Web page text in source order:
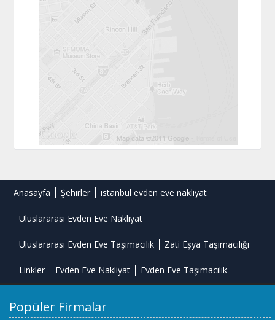
Anasayfa Şehirler istanbul evden eve nakliyat
Uluslararası Evden Eve Nakliyat
Uluslararası Evden Eve Taşımacılık Zati Eşya Taşımacılığı
Linkler Evden Eve Nakliyat Evden Eve Taşımacılık
Popüler Firmalar